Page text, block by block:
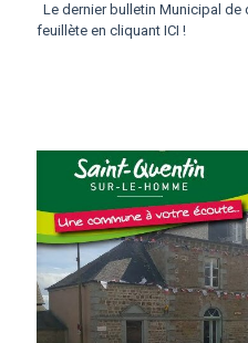
Le dernier bulletin Municipal de
feuillète en cliquant ICI !